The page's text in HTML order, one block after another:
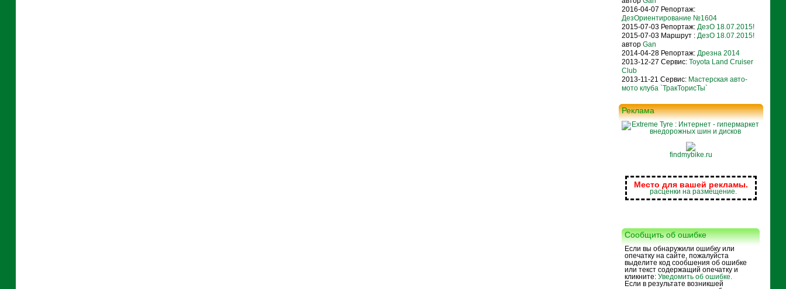
2016-04-07 Репортаж:
ДезОриентирование №1604
2015-07-03 Репортаж: ДезО 18.07.2015!
2015-07-03 Маршрут : ДезО 18.07.2015!
автор Gan
2014-04-28 Репортаж: Дрезна 2014
2013-12-27 Сервис: Toyota Land Cruiser
Club
2013-11-21 Сервис: Мастерская авто-
мото клуба `ТракТорисТы`
Реклама
findmybike.ru
Место для вашей рекламы.
расценки на размещение.
Сообщить об ошибке
Если вы обнаружили ошибку или
опечатку на сайте, пожалуйста
выделите код сообшения об ошибке
или текст содержащий опечатку и
кликните: Уведомить об ошибке.
Если в результате возникшей